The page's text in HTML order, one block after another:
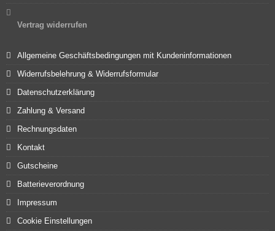
Vertrag widerrufen
Allgemeine Geschäftsbedingungen mit Kundeninformationen
Widerrufsbelehrung & Widerrufsformular
Datenschutzerklärung
Zahlung & Versand
Rechnungsdaten
Kontakt
Gutscheine
Batterieverordnung
Impressum
Cookie Einstellungen